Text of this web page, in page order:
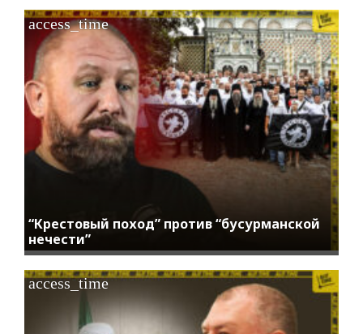
“Крестовый поход” против “бусурманской
нечести”
access_time
access_time